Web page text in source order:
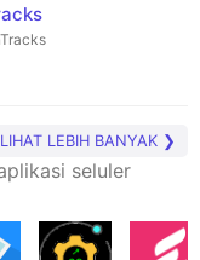
LIHAT LEBIH BANYAK ❯
seluler